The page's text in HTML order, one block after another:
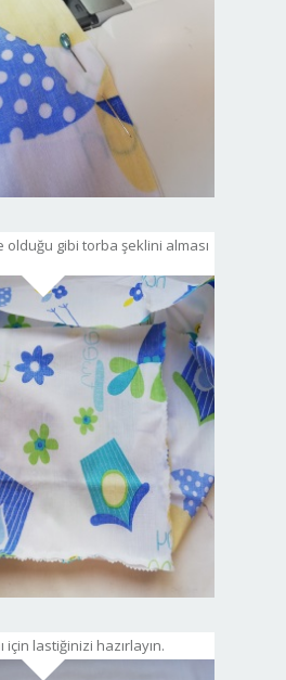
olduğu gibi torba şeklini alması
için lastiğinizi hazırlayın.